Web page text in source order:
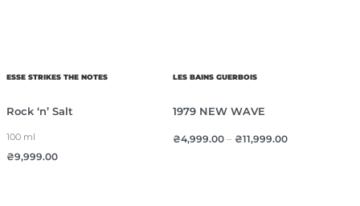
ESSE STRIKES THE NOTES
Rock ‘n’ Salt
100 ml
₴9,999.00
LES BAINS GUERBOIS
1979 NEW WAVE
₴4,999.00 – ₴11,999.00